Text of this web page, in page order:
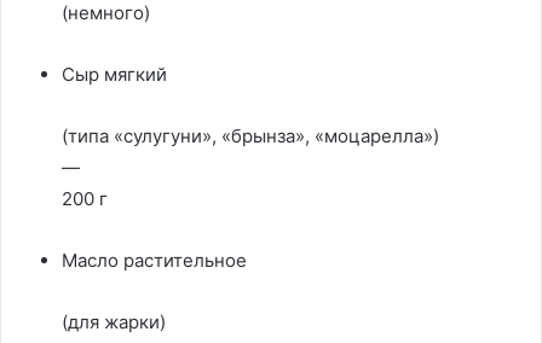
(немного)
Сыр мягкий
(типа «сулугуни», «брынза», «моцарелла»)
—
200 г
Масло растительное
(для жарки)